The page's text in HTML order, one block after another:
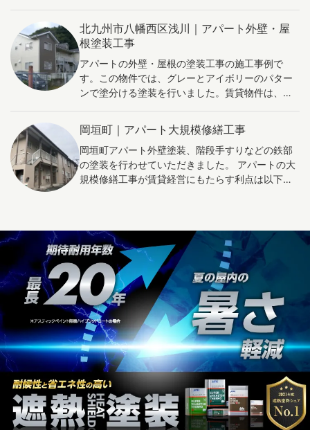
は、将来の賃貸料や売却額を高める可能性があり
ます。 以上の効果を通じて、アパートの玄関ドア
をデザイン塗装で改修することは、アパート全体
の魅力や価値を向上させる有益な方法です。
なくなります。 また、工事期間の短縮が可能で
す。外壁塗装のみを行うことで、効率的に工事を
進めることができます。さらに、全体の工事期間
が短くなることで、入居者への影響も最小限に抑
えられます。 アパートの大規模改修工事を外壁塗
装のように部分的に分割して行うことは、費用面
や工事期間の短縮、品質向上、柔軟な対応などの
メリットがあり、賃貸収益の改善に力を発揮しま
す。
どの効果があります。美しい外観で購入者に魅力
を感じさせ、適切な塗装材を用いることで建物寿
命延長やメンテナンスコスト削減が期待できま
す。また、省エネ性能向上により環境面でも価値
が高まります。これらの効果をアピールし、販売
物件としての魅力を最大限に引き出すことが重要
北九州市八幡西区浅川｜アパート外壁・屋
根塗装工事
アパートの外壁・屋根の塗装工事の施工事例で
す。この物件では、グレーとアイボリーのパター
ンで塗分ける塗装を行いました。賃貸物件は、定
らせ、建物の耐久性を維持することが可能です。
塗料の耐用年数は、塗料の種類と価格によりさま
ざまですが、一般的に7年～15年程度とされていま
す。塗料の耐用年数を超えた場合、塗膜がはが
れ、外壁材そのものに劣化がおよんでしまう恐れ
岡垣町｜アパート大規模修繕工事
岡垣町アパート外壁塗装、階段手すりなどの鉄部
の塗装を行わせていただきました。 アパートの大
規模修繕工事が賃貸経営にもたらす利点は以下の
り、競合物件との差別化が図れ、入居率がアップ
します。 資産の価値を確保: 修繕工事により建物
の老朽化を抑制し、安全性や耐久性が向上しま
す。この結果、資産価値が長期に渡って保たれ、
今後の売却や活用において有利に働きます。 定期
的な収益を確保: 建物の機能や設備の維持・向上に
より、安定した賃料収入が見込めます。また、入
居者の満足度が上がることで、退去率が抑制さ
れ、収益が安定します。 維持費用の抑制: 大規模
修繕により、劣化した箇所の修理・改善が行わ
れ、定期的なメンテナンス費用が削減できます。
これは長期的な経営コスト軽減に寄与し、経営の
効率化が図れます。 これらの利点を考慮し、アパ
ートの大規模修繕工事は、賃貸経営の持続性を確